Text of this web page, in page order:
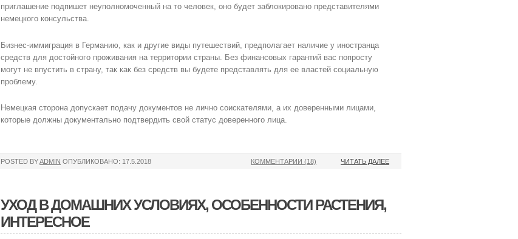
приглашение подпишет неуполномоченный на то человек, оно будет заблокировано представителями
немецкого консульства.
Бизнес-иммиграция в Германию, как и другие виды путешествий, предполагает наличие у иностранца
средств для достойного проживания на территории страны. Без финансовых гарантий вас попросту
могут не впустить в страну, так как без средств вы будете представлять для ее властей социальную
проблему.
Немецкая сторона допускает подачу документов не лично соискателями, а их доверенными лицами,
которые должны документально подтвердить свой статус доверенного лица.
POSTED BYADMIN ОПУБЛИКОВАНО: 17.5.2018 ЧИТАТЬ ДАЛЕЕ
КОММЕНТАРИИ (18)
УХОД В ДОМАШНИХ УСЛОВИЯХ, ОСОБЕННОСТИ РАСТЕНИЯ,
ИНТЕРЕСНОЕ